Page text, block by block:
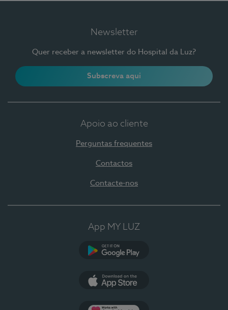
Newsletter
Quer receber a newsletter do Hospital da Luz?
Subscreva aqui
Apoio ao cliente
Perguntas frequentes
Contactos
Contacte-nos
App MY LUZ